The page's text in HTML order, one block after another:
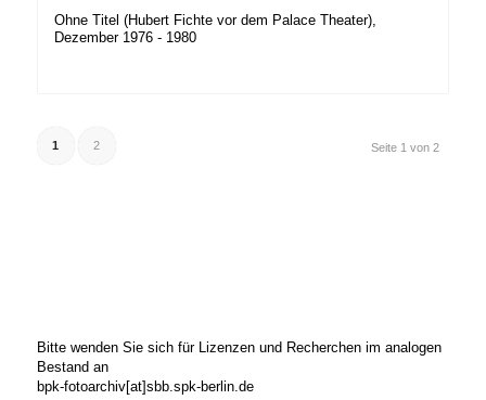
Ohne Titel (Hubert Fichte vor dem Palace Theater),
Dezember 1976 - 1980
Seite 1 von 2
1 2
Bitte wenden Sie sich für Lizenzen und Recherchen im analogen
Bestand an
bpk-fotoarchiv[at]sbb.spk-berlin.de